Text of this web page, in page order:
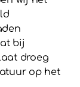
bij
droeg
op het